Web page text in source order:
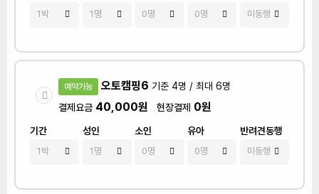
예약가능 오토캠핑6 기준 4명 / 최대 6명
결제요금 40,000원 현장결제 0원
기간 성인 소인 유아 반려견동행